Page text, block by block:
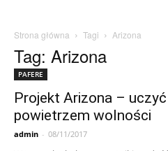
Strona główna Tagi Arizona
Tag: Arizona
PAFERE
Projekt Arizona –
powietrzem wolności
admin - 08/11/2017